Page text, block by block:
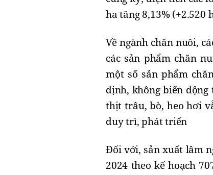
ha tăng 8,13% (+2.520
Về ngành chăn nuôi,
các sản phẩm chăn
một số sản phẩm
định, không biến động
thịt trâu, bò, heo hơi
duy trì, phát triển
Đối với, sản xuất lâm
2024 theo kế hoạch